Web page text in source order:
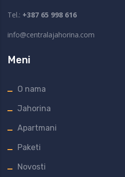
Tel.: +387 65 998 616
info@centralajahorina.com
Meni
O nama
Jahorina
Apartmani
Paketi
Novosti